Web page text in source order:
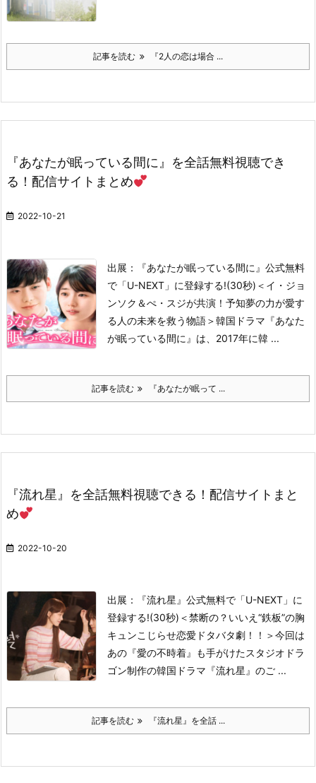
記事を読む 『2人の恋は場合 ...
『あなたが眠っている間に』を全話無料視聴でき
る！配信サイトまとめ
2022-10-21
出展：『あなたが眠っている間に』公式無料
で「U-NEXT」に登録する!(30秒) ＜イ・ジョ
ンソク＆ぺ・スジが共演！予知夢の力が愛す
る人の未来を救う物語＞韓国ドラマ『あなた
が眠っている間に』は、2017年に韓 ...
記事を読む 『あなたが眠って ...
『流れ星』を全話無料視聴できる！配信サイトまと
め
2022-10-20
出展：『流れ星』公式無料で「U-NEXT」に
登録する!(30秒) ＜禁断の？いいえ“鉄板”の胸
キュンこじらせ恋愛ドタバタ劇！！＞今回は
あの『愛の不時着』も手がけたスタジオドラ
ゴン制作の韓国ドラマ『流れ星』のご ...
記事を読む 『流れ星』を全話 ...